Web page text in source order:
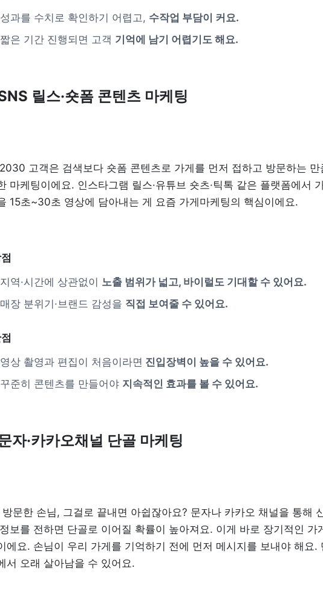
성과를 수치로 확인하기 어렵고, 수작업 부담이 커요.
짧은 기간 진행되면 고객 기억에 남기 어렵기도 해요.
릴스·숏폼 콘텐츠 마케팅
고객은 검색보다 숏폼 콘텐츠로 가게를 먼저 접하고 방문하는 만
마케팅이에요. 인스타그램 릴스·유튜브 숏츠·틱톡 같은 플랫폼에서
15초~30초 영상에 담아내는 게 요즘 가게마케팅의 핵심이에요.
지역·시간에 상관없이 노출 범위가 넓고, 바이럴도 기대할 수 있어요.
매장 분위기·브랜드 감성을 직접 보여줄 수 있어요.
영상 촬영과 편집이 처음이라면 진입장벽이 높을 수 있어요.
꾸준히 콘텐츠를 만들어야 지속적인 효과를 볼 수 있어요.
자·카카오채널 단골 마케팅
문한 손님, 그걸로 끝내면 아쉽잖아요? 문자나 카카오 채널을 통해
보를 전하면 단골로 이어질 확률이 높아져요. 이게 바로 장기적인 가
에요. 손님이 우리 가게를 기억하기 전에 먼저 메시지를 보내야 해요.
서 오래 살아남을 수 있어요.